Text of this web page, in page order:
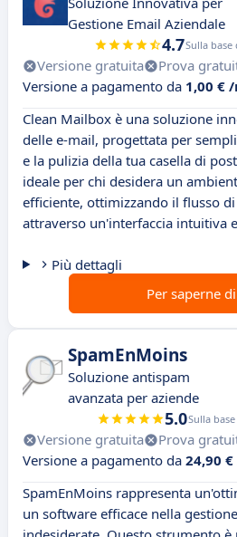
Gestione Email Aziendale
4.7Sulla base
Versione gratuita Prova
Versione a pagamento da 1,00 €
Clean Mailbox è una soluzione
delle e-mail, progettata per
e la pulizia della tua casella di
ideale per chi desidera un
efficiente, ottimizzando il flusso
attraverso un'interfaccia intuitiva
Più dettagli
Per saperne
SpamEnMoins
Soluzione antispam
avanzata per aziende
5.0Sulla
Versione gratuita Prova
Versione a pagamento da 24,90
SpamEnMoins rappresenta
un software efficace nella